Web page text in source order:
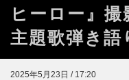
ヒーロー』
主題歌弾き語
2025年5月23日 / 17:20